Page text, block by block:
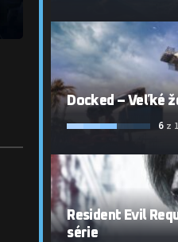
Docked – Veľké
6 z
Resident Evil
série